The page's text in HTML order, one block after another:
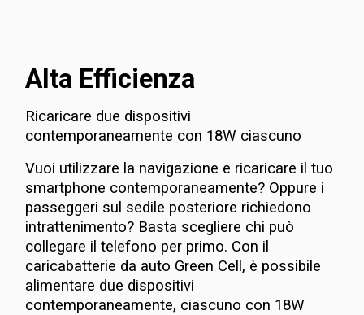
Alta Efficienza
Ricaricare due dispositivi
contemporaneamente con 18W ciascuno
Vuoi utilizzare la navigazione e ricaricare il tuo
smartphone contemporaneamente? Oppure i
passeggeri sul sedile posteriore richiedono
intrattenimento? Basta scegliere chi può
collegare il telefono per primo. Con il
caricabatterie da auto Green Cell, è possibile
alimentare due dispositivi
contemporaneamente, ciascuno con 18W